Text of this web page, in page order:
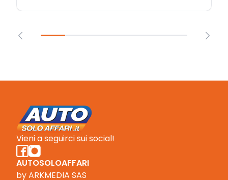
Vieni a seguirci sui social!
AUTOSOLOAFFARI
by ARKMEDIA SAS